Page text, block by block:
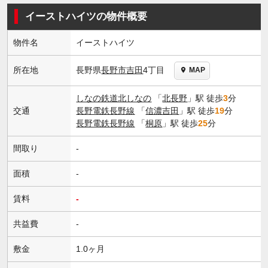
イーストハイツの物件概要
物件名 イーストハイツ
所在地 長野県長野市吉田4丁目 MAP
交通
しなの鉄道北しなの 「北長野 」駅 徒歩3分
長野電鉄長野線 「信濃吉田 」駅 徒歩19分
長野電鉄長野線 「桐原 」駅 徒歩25分
間取り -
面積 -
賃料 -
共益費 -
敷金 1.0ヶ月